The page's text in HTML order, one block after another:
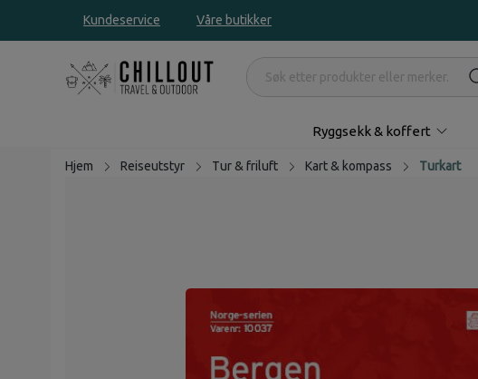
Kundeservice Våre butikker
Ryggsekk & koffert
Hjem Reiseutstyr Tur & friluft Kart & kompass Turkart